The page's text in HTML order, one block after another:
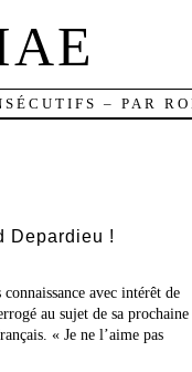
– PAR
Depardieu !
avec intérêt de
au sujet de sa prochaine
« Je ne l’aime pas